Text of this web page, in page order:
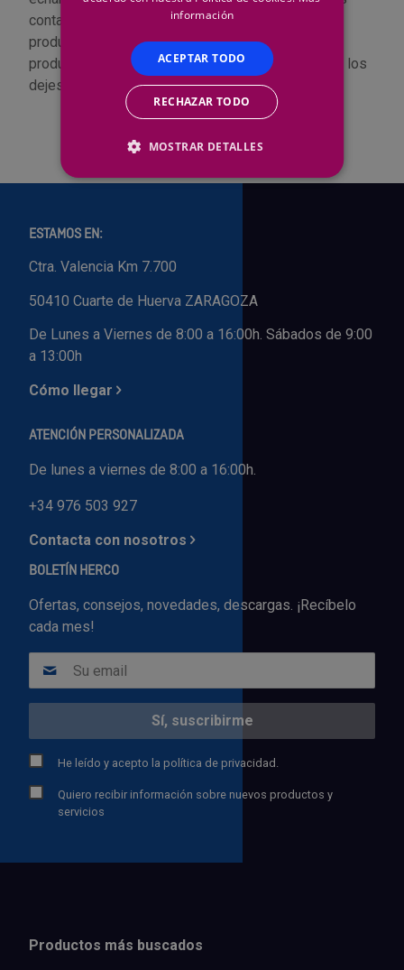
contamos con más de 300 marcas y miles de
productos a tu disposición. Algunos de nuestros
productos están en oferta por tiempo limitado, ¡no los
dejes escapar!
ESTAMOS EN:
Ctra. Valencia Km 7.700
50410 Cuarte de Huerva ZARAGOZA
De Lunes a Viernes de 8:00 a 16:00h. Sábados de 9:00
a 13:00h
Cómo llegar
ATENCIÓN PERSONALIZADA
De lunes a viernes de 8:00 a 16:00h.
+34 976 503 927
Contacta con nosotros
BOLETÍN HERCO
Ofertas, consejos, novedades, descargas. ¡Recíbelo
cada mes!
He leído y acepto la política de privacidad.
Quiero recibir información sobre nuevos productos y
servicios
Productos más buscados
Outlet Sierras
Outlet Soldadura
Outlet Técnica de fluidos
Outlet Tiradores y manillas
Outlet Utillajes y accesorios para maquinaria
Outlet Ventilación y calefacción
Outlet Vestuario Laboral y Seguridad
información
ACEPTAR TODO
RECHAZAR TODO
MOSTRAR DETALLES